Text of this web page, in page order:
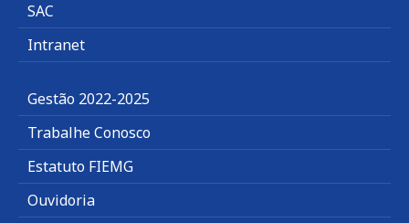
SAC
Intranet
Gestão 2022-2025
Trabalhe Conosco
Estatuto FIEMG
Ouvidoria